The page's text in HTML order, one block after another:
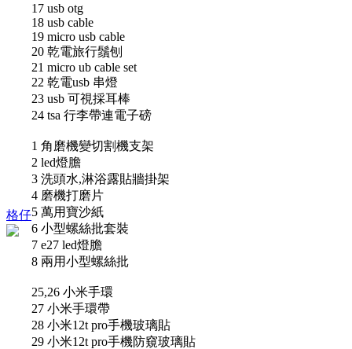
格仔
17 usb otg
18 usb cable
19 micro usb cable
20 乾電旅行鬚刨
21 micro ub cable set
22 乾電usb 串燈
23 usb 可視採耳棒
24 tsa 行李帶連電子磅
1 角磨機變切割機支架
2 led燈膽
3 洗頭水,淋浴露貼牆掛架
4 磨機打磨片
5 萬用寶沙紙
6 小型螺絲批套裝
7 e27 led燈膽
8 兩用小型螺絲批
25,26 小米手環
27 小米手環帶
28 小米12t pro手機玻璃貼
29 小米12t pro手機防窺玻璃貼